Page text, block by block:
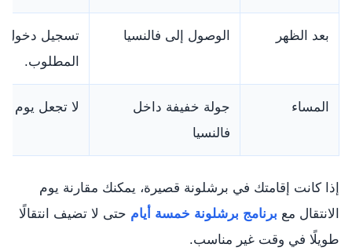
بعد الظهر الوصول إلى فالنسيا
تسجيل دخول
المطلوب.
المساء
جولة خفيفة داخل
فالنسيا
لا تجعل يوم
إذا كانت إقامتك في برشلونة قصيرة، يمكنك مقارنة يوم
الانتقال مع برنامج برشلونة خمسة أيام حتى لا تضيف انتقالًا
طويلًا في وقت غير مناسب.